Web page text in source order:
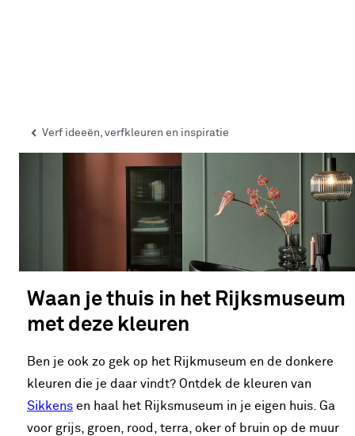
Verf ideeën, verfkleuren en inspiratie
Waan je thuis in het Rijksmuseum
met deze kleuren
Ben je ook zo gek op het Rijkmuseum en de donkere
kleuren die je daar vindt? Ontdek de kleuren van
Sikkens en haal het Rijksmuseum in je eigen huis. Ga
voor grijs, groen, rood, terra, oker of bruin op de muur